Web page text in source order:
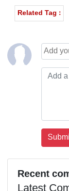
Related Tag :
Recent
Latest